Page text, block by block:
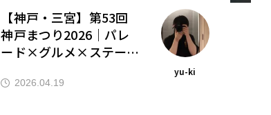
【神戸・三宮】第53回
神戸まつり2026｜パレ
ード×グルメ×ステージ
yu-ki
2026.04.19